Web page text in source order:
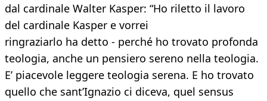
dal cardinale Walter Kasper: “Ho riletto il lavoro
del cardinale Kasper e vorrei
ringraziarlo ha detto - perché ho trovato profonda
teologia, anche un pensiero sereno nella teologia.
E’ piacevole leggere teologia serena. E ho trovato
quello che sant’Ignazio ci diceva, quel sensus